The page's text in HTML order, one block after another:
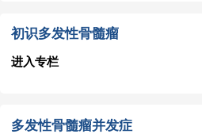
初识多发性骨髓瘤
进入专栏
多发性骨髓瘤并发症